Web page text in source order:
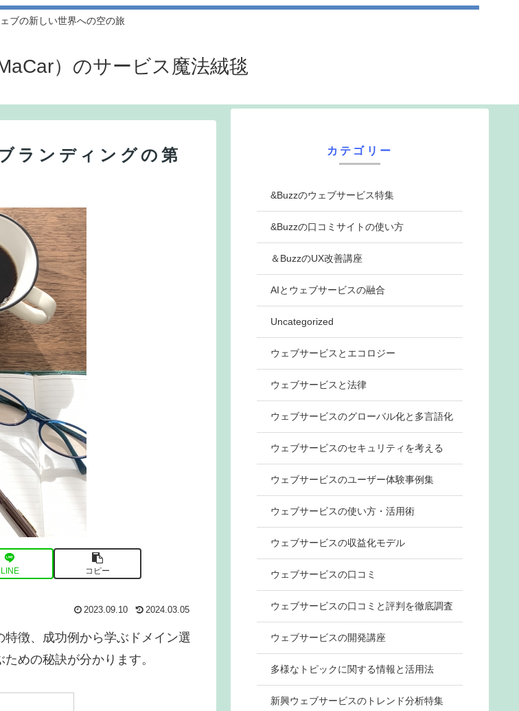
ブの新しい世界への空の旅
）のサービス魔法絨毯
ランディングの第
LINE コピー
2023.09.10 2024.03.05
徴、成功例から学ぶドメイン選
めの秘訣が分かります。
カテゴリー
&Buzzのウェブサービス特集
&Buzzの口コミサイトの使い方
＆BuzzのUX改善講座
AIとウェブサービスの融合
Uncategorized
ウェブサービスとエコロジー
ウェブサービスと法律
ウェブサービスのグローバル化と多言語化
ウェブサービスのセキュリティを考える
ウェブサービスのユーザー体験事例集
ウェブサービスの使い方・活用術
ウェブサービスの収益化モデル
ウェブサービスの口コミ
ウェブサービスの口コミと評判を徹底調査
ウェブサービスの開発講座
多様なトピックに関する情報と活用法
新興ウェブサービスのトレンド分析特集